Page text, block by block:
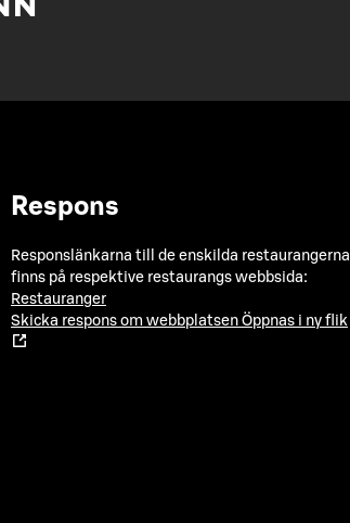
Respons
Responslänkarna till de enskilda restaurangerna
finns på respektive restaurangs webbsida:
Restauranger
Skicka respons om webbplatsen Öppnas i ny flik